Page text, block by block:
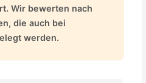
Wir bewerten nach
die auch bei
werden.